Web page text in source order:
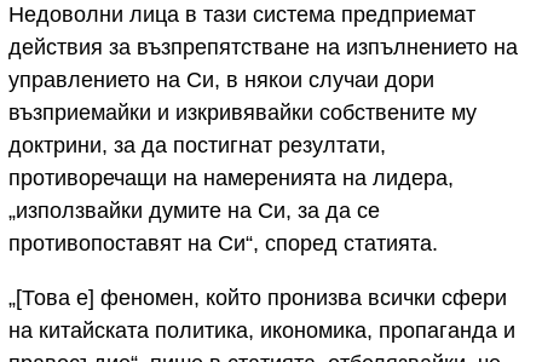
Недоволни лица в тази система предприемат
действия за възпрепятстване на изпълнението на
управлението на Си, в някои случаи дори
възприемайки и изкривявайки собствените му
доктрини, за да постигнат резултати,
противоречащи на намеренията на лидера,
„използвайки думите на Си, за да се
противопоставят на Си“, според статията.
„[Това е] феномен, който пронизва всички сфери
на китайската политика, икономика, пропаганда и